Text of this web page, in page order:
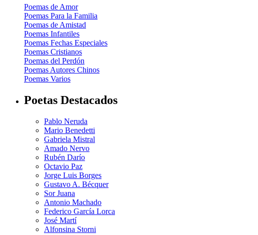
Poemas de Amor
Poemas Para la Familia
Poemas de Amistad
Poemas Infantiles
Poemas Fechas Especiales
Poemas Cristianos
Poemas del Perdón
Poemas Autores Chinos
Poemas Varios
Poetas Destacados
Pablo Neruda
Mario Benedetti
Gabriela Mistral
Amado Nervo
Rubén Darío
Octavio Paz
Jorge Luis Borges
Gustavo A. Bécquer
Sor Juana
Antonio Machado
Federico García Lorca
José Martí
Alfonsina Storni